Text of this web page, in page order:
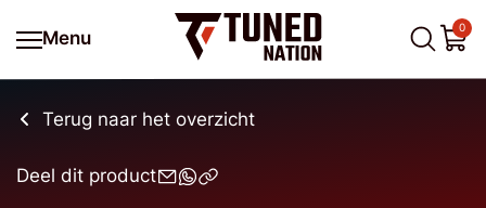
Menu
0
Terug naar het overzicht
Deel dit product